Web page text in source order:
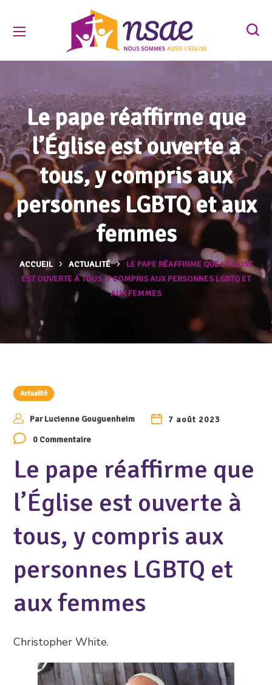
Le pape réaffirme que
l’Église est ouverte à
tous, y compris aux
personnes LGBTQ et aux
femmes
ACCUEIL ACTUALITÉ
LE PAPE RÉAFFIRME QUE L’ÉGLISE
EST OUVERTE À TOUS, Y COMPRIS AUX PERSONNES LGBTQ ET
AUX FEMMES
Actualité
ParLucienne Gouguenheim
7 août 2023
0 Commentaire
Le pape réaffirme que
l’Église est ouverte à
tous, y compris aux
personnes LGBTQ et
aux femmes
Christopher White.